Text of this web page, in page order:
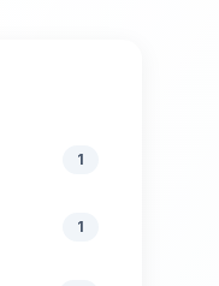
1
1